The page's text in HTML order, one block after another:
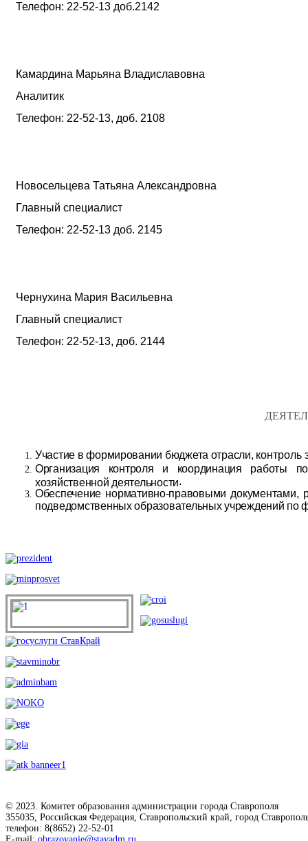
Телефон: 22-52-13 доб.2142
Камардина Марьяна Владиславовна
Аналитик
Телефон: 22-52-13, доб. 2108
Новосельцева Татьяна Александровна
Главный специалист
Телефон: 22-52-13 доб. 2145
Чернухина Мария Васильевна
Главный специалист
Телефон: 22-52-13, доб. 2144
Участие в формировании бюджета отрасли, контроль
Организация контроля и координация работы
хозяйственной деятельности.
Обеспечение нормативно-правовыми документами,
подведомственных образовательных учреждений по
© 2023. Комитет образования администрации города Ставрополя
355035, Российская Федерация, Ставропольский край, город
телефон: 8(8652) 22-52-01